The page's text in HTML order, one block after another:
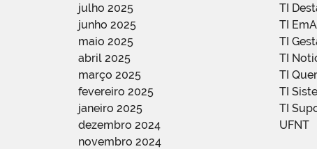
julho 2025
junho 2025
maio 2025
abril 2025
março 2025
fevereiro 2025
janeiro 2025
dezembro 2024
novembro 2024
TI
TI
TI
TI
TI
TI
TI
UFNT